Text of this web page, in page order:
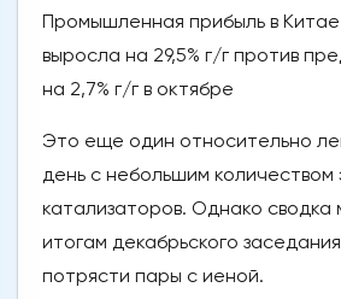
Промышленная прибыль в Китае
выросла на 29,5% г/г против
на 2,7% г/г в октябре
Это еще один относительно
день с небольшим количеством
катализаторов. Однако сводка
итогам декабрьского
потрясти пары с иеной.